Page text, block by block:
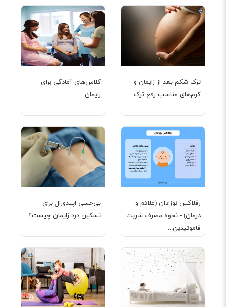
کلاس‌های آمادگی برای
زایمان
ترک شکم بعد از زایمان و
کرم‌های مناسب رفع ترک
بی‌حسی اپیدورال برای
تسکین درد زایمان چیست؟
رفلاکس نوزادان (علائم و
درمان) - نحوه مصرف شربت
فاموتیدین...